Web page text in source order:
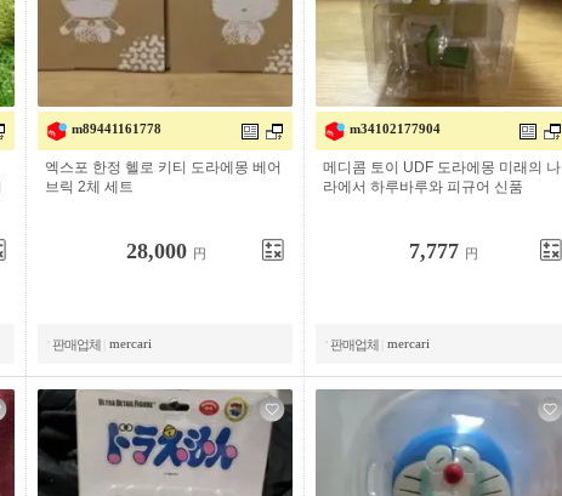
m89441161778
엑스포 한정 헬로 키티 도라에몽 베어
브릭 2체 세트
28,000 円
판매업체 mercari
m34102177904
메디콤 토이 UDF 도라에몽 미래의 나
라에서 하루바루와 피규어 신품
7,777 円
판매업체 mercari